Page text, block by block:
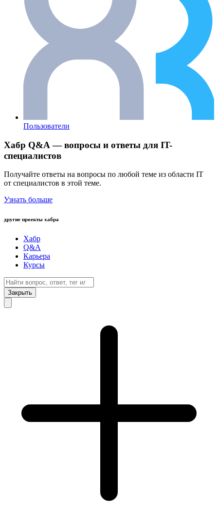
Пользователи
Хабр Q&A — вопросы и ответы для IT-
специалистов
Получайте ответы на вопросы по любой теме из области IT
от специалистов в этой теме.
Узнать больше
другие проекты хабра
Хабр
Q&A
Карьера
Курсы
Закрыть